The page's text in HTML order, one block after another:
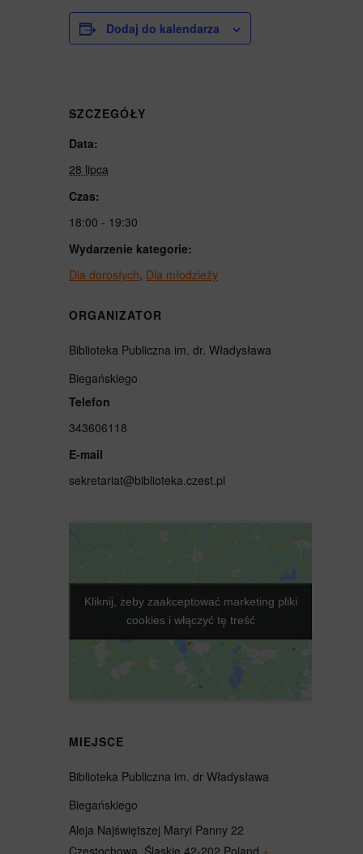
Dodaj do kalendarza
SZCZEGÓŁY
Data:
28 lipca
Czas:
18:00 - 19:30
Wydarzenie kategorie:
Dla dorosłych, Dla młodzieży
ORGANIZATOR
Biblioteka Publiczna im. dr. Władysława
Biegańskiego
Telefon
343606118
E-mail
sekretariat@biblioteka.czest.pl
MIEJSCE
Biblioteka Publiczna im. dr Władysława
Biegańskiego
Aleja Najświętszej Maryi Panny 22
Częstochowa Śląskie 42-202 Poland +
Kliknij, żeby zaakceptować marketing pliki
cookies i włączyć tę treść
Kliknij, żeby zaakceptować marketing pliki
cookies i włączyć tę treść